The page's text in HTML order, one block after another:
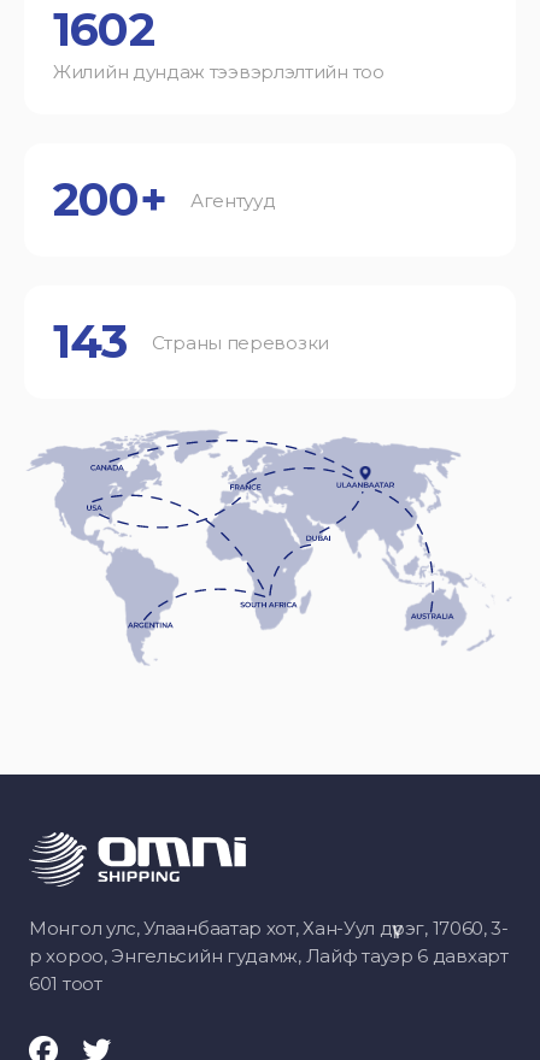
1602
Жилийн дундаж тээвэрлэлтийн тоо
200+ Агентууд
143 Страны перевозки
Монгол улс, Улаанбаатар хот, Хан-Уул дүүрэг, 17060, 3-
р хороо, Энгельсийн гудамж, Лайф тауэр 6 давхарт
601 тоот